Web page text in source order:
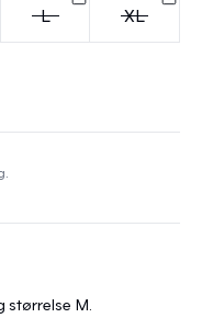
L XL
størrelse M.